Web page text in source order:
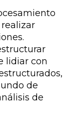
lidiar con
de
de